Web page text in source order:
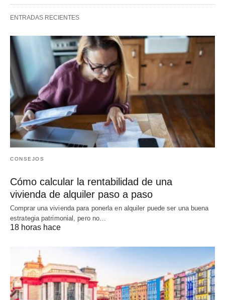
ENTRADAS RECIENTES
CONSEJOS
Cómo calcular la rentabilidad de una
vivienda de alquiler paso a paso
Comprar una vivienda para ponerla en alquiler puede ser una buena
estrategia patrimonial, pero no…
18 horas hace